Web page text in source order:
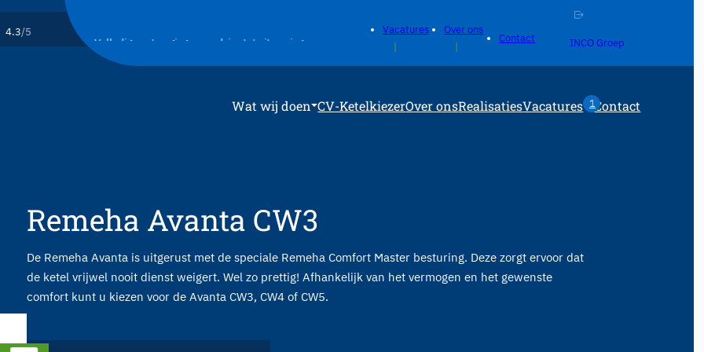
4.3/5
beste prijs Volledige ontzorging: van advies tot uitvoering De beste service: gemiddeld beoordeeld met een 9+ Voor kleine of
Vacatures Over ons
Contact INCO Groep
Wat wij doen CV-KetelkiezerOver onsRealisatiesVacatures 1Contact
Remeha Avanta CW3
De Remeha Avanta is uitgerust met de speciale Remeha Comfort Master besturing. Deze zorgt ervoor dat
de ketel vrijwel nooit dienst weigert. Wel zo prettig! Afhankelijk van het vermogen en het gewenste
comfort kunt u kiezen voor de Avanta CW3, CW4 of CW5.